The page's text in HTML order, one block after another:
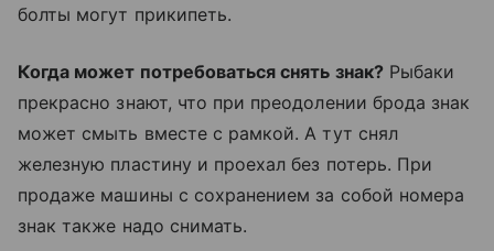
болты могут прикипеть.
Когда может потребоваться снять знак?Рыбаки
прекрасно знают, что при преодолении брода знак
может смыть вместе с рамкой. А тут снял
железную пластину и проехал без потерь. При
продаже машины с сохранением за собой номера
знак также надо снимать.